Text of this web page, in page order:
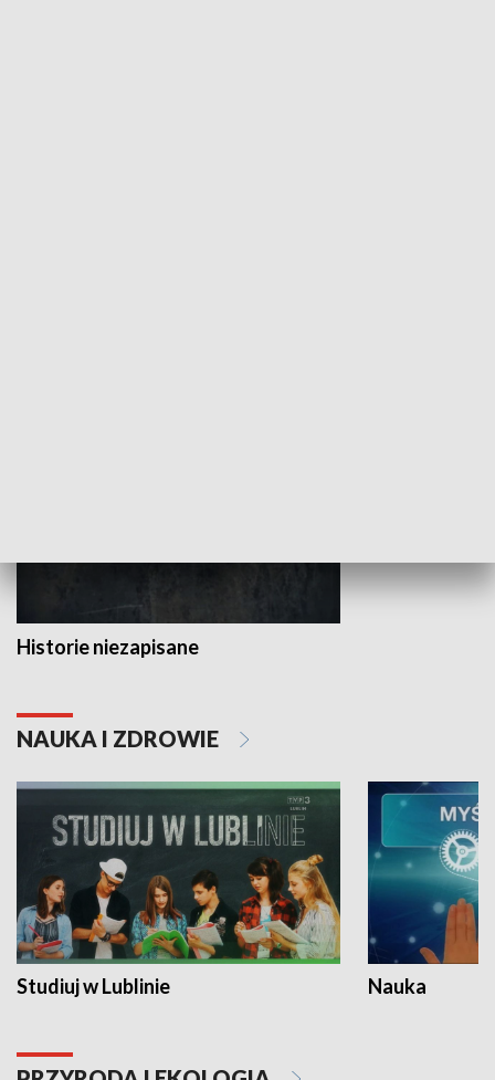
Historie niezapisane
NAUKA I ZDROWIE
Studiuj w Lublinie Nauka